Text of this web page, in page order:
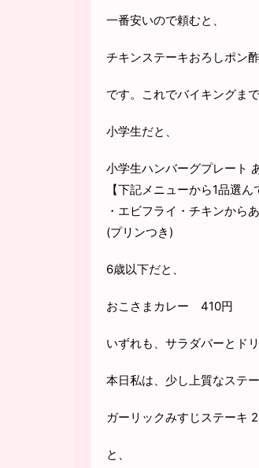
一番安いので頼むと、
チキンステーキおろしポン
です。これでバイキングま
小学生だと、
小学生ハンバーグプレート
【下記メニューから1品選ん
・エビフライ・チキンから
(プリンつき)
6歳以下だと、
おこさまカレー 410円
いずれも、サラダバーとド
本日私は、少し上質なステー
ガーリックみすじステーキ
と、